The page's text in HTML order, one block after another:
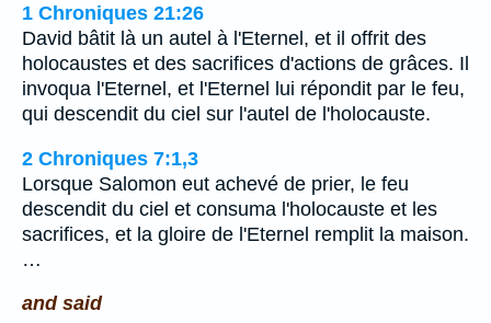
1 Chroniques 21:26
David bâtit là un autel à l'Eternel, et il offrit des
holocaustes et des sacrifices d'actions de grâces. Il
invoqua l'Eternel, et l'Eternel lui répondit par le feu,
qui descendit du ciel sur l'autel de l'holocauste.
2 Chroniques 7:1,3
Lorsque Salomon eut achevé de prier, le feu
descendit du ciel et consuma l'holocauste et les
sacrifices, et la gloire de l'Eternel remplit la maison.
…
and said